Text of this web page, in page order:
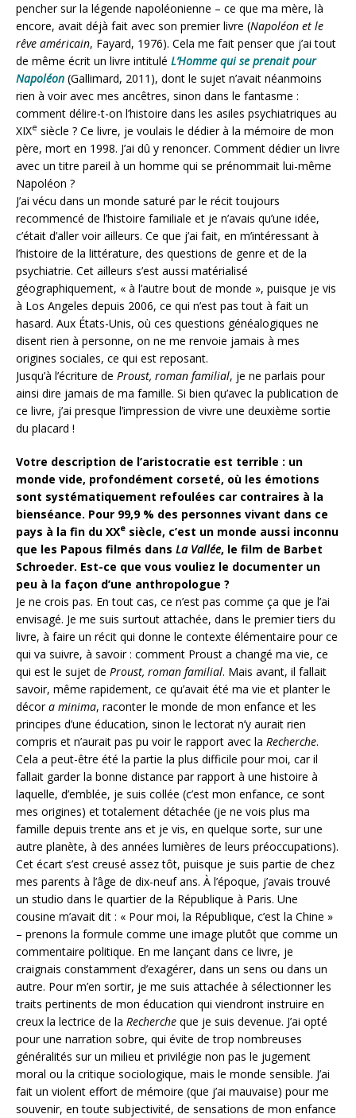
pencher sur la légende napoléonienne – ce que ma mère, là
encore, avait déjà fait avec son premier livre (Napoléon et le
rêve américain, Fayard, 1976). Cela me fait penser que j’ai tout
de même écrit un livre intitulé L’Homme qui se prenait pour
Napoléon (Gallimard, 2011), dont le sujet n’avait néanmoins
rien à voir avec mes ancêtres, sinon dans le fantasme :
comment délire-t-on l’histoire dans les asiles psychiatriques au
XIXe siècle ? Ce livre, je voulais le dédier à la mémoire de mon
père, mort en 1998. J’ai dû y renoncer. Comment dédier un livre
avec un titre pareil à un homme qui se prénommait lui-même
Napoléon ?
J’ai vécu dans un monde saturé par le récit toujours
recommencé de l’histoire familiale et je n’avais qu’une idée,
c’était d’aller voir ailleurs. Ce que j’ai fait, en m’intéressant à
l’histoire de la littérature, des questions de genre et de la
psychiatrie. Cet ailleurs s’est aussi matérialisé
géographiquement, « à l’autre bout de monde », puisque je vis
à Los Angeles depuis 2006, ce qui n’est pas tout à fait un
hasard. Aux États-Unis, où ces questions généalogiques ne
disent rien à personne, on ne me renvoie jamais à mes
origines sociales, ce qui est reposant.
Jusqu’à l’écriture de Proust, roman familial, je ne parlais pour
ainsi dire jamais de ma famille. Si bien qu’avec la publication de
ce livre, j’ai presque l’impression de vivre une deuxième sortie
du placard !
Votre description de l’aristocratie est terrible : un
monde vide, profondément corseté, où les émotions
sont systématiquement refoulées car contraires à la
bienséance. Pour 99,9 % des personnes vivant dans ce
pays à la fin du XXe siècle, c’est un monde aussi inconnu
que les Papous filmés dans La Vallée, le film de Barbet
Schroeder. Est-ce que vous vouliez le documenter un
peu à la façon d’une anthropologue ?
Je ne crois pas. En tout cas, ce n’est pas comme ça que je l’ai
envisagé. Je me suis surtout attachée, dans le premier tiers du
livre, à faire un récit qui donne le contexte élémentaire pour ce
qui va suivre, à savoir : comment Proust a changé ma vie, ce
qui est le sujet de Proust, roman familial. Mais avant, il fallait
savoir, même rapidement, ce qu’avait été ma vie et planter le
décora minima, raconter le monde de mon enfance et les
principes d’une éducation, sinon le lectorat n’y aurait rien
compris et n’aurait pas pu voir le rapport avec la Recherche.
Cela a peut-être été la partie la plus difficile pour moi, car il
fallait garder la bonne distance par rapport à une histoire à
laquelle, d’emblée, je suis collée (c’est mon enfance, ce sont
mes origines) et totalement détachée (je ne vois plus ma
famille depuis trente ans et je vis, en quelque sorte, sur une
autre planète, à des années lumières de leurs préoccupations).
Cet écart s’est creusé assez tôt, puisque je suis partie de chez
mes parents à l’âge de dix-neuf ans. À l’époque, j’avais trouvé
un studio dans le quartier de la République à Paris. Une
cousine m’avait dit : « Pour moi, la République, c’est la Chine »
– prenons la formule comme une image plutôt que comme un
commentaire politique. En me lançant dans ce livre, je
craignais constamment d’exagérer, dans un sens ou dans un
autre. Pour m’en sortir, je me suis attachée à sélectionner les
traits pertinents de mon éducation qui viendront instruire en
creux la lectrice de la Recherche que je suis devenue. J’ai opté
pour une narration sobre, qui évite de trop nombreuses
généralités sur un milieu et privilégie non pas le jugement
moral ou la critique sociologique, mais le monde sensible. J’ai
fait un violent effort de mémoire (que j’ai mauvaise) pour me
souvenir, en toute subjectivité, de sensations de mon enfance